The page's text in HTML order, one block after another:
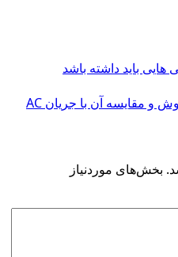
باید داشته باشد
بخش‌های موردنیاز